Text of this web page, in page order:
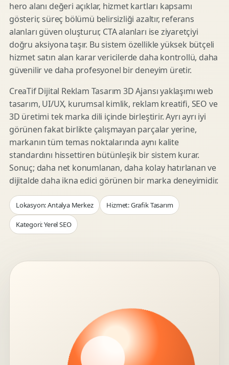
hero alanı değeri açıklar, hizmet kartları kapsamı
gösterir, süreç bölümü belirsizliği azaltır, referans
alanları güven oluşturur, CTA alanları ise ziyaretçiyi
doğru aksiyona taşır. Bu sistem özellikle yüksek bütçeli
hizmet satın alan karar vericilerde daha kontrollü, daha
güvenilir ve daha profesyonel bir deneyim üretir.
CreaTif Dijital Reklam Tasarım 3D Ajansı yaklaşımı web
tasarım, UI/UX, kurumsal kimlik, reklam kreatifi, SEO ve
3D üretimi tek marka dili içinde birleştirir. Ayrı ayrı iyi
görünen fakat birlikte çalışmayan parçalar yerine,
markanın tüm temas noktalarında aynı kalite
standardını hissettiren bütünleşik bir sistem kurar.
Sonuç; daha net konumlanan, daha kolay hatırlanan ve
dijitalde daha ikna edici görünen bir marka deneyimidir.
Lokasyon: Antalya Merkez Hizmet: Grafik Tasarım
Kategori: Yerel SEO